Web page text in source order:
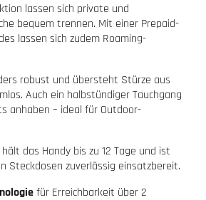
lassen sich private und
bequem trennen. Mit einer Prepaid-
lassen sich zudem Roaming-
robust und übersteht Stürze aus
Auch ein halbstündiger Tauchgang
anhaben – ideal für Outdoor-
das Handy bis zu 12 Tage und ist
Steckdosen zuverlässig einsatzbereit.
für Erreichbarkeit über 2